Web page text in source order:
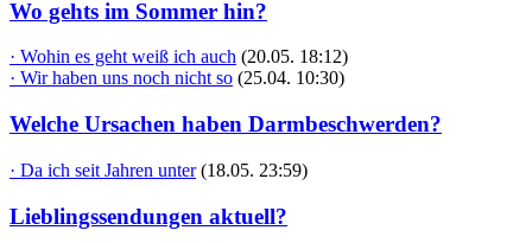
Wo gehts im Sommer hin?
· Wohin es geht weiß ich auch (20.05. 18:12)
· Wir haben uns noch nicht so (25.04. 10:30)
Welche Ursachen haben Darmbeschwerden?
· Da ich seit Jahren unter (18.05. 23:59)
Lieblingssendungen aktuell?